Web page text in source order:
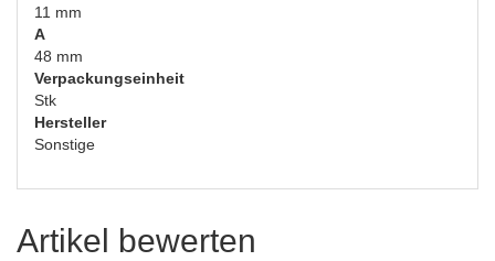
11 mm
A
48 mm
Verpackungseinheit
Stk
Hersteller
Sonstige
Artikel bewerten